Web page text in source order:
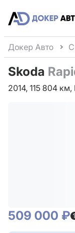
Докер Авто
Skoda
2014, 115 804
509 000 ₽